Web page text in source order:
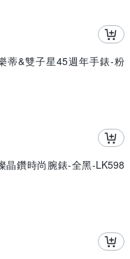
蒂&雙子星45週年手錶-粉
晶鑽時尚腕錶-全黑-LK598